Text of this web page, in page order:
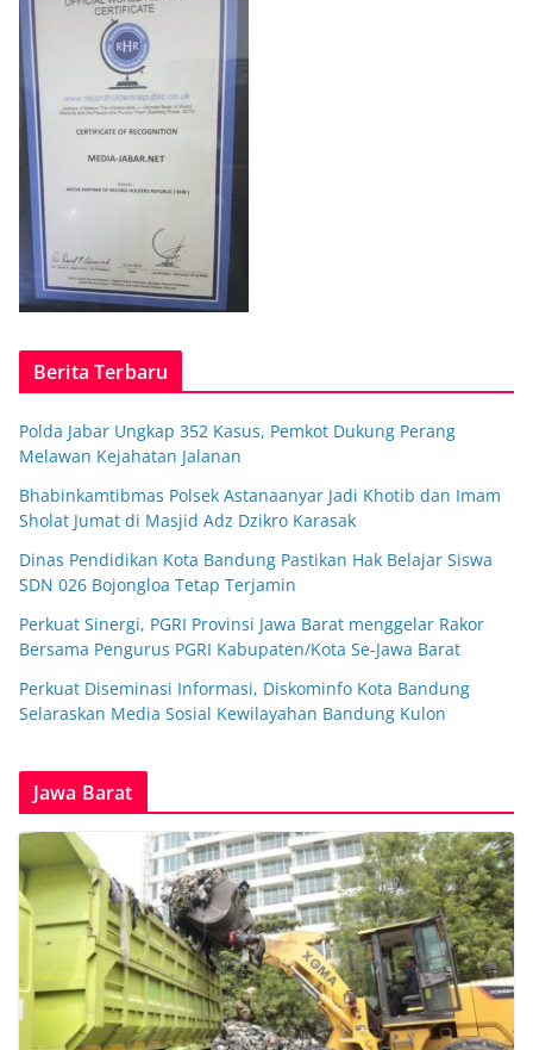
Berita Terbaru
Polda Jabar Ungkap 352 Kasus, Pemkot Dukung Perang
Melawan Kejahatan Jalanan
Bhabinkamtibmas Polsek Astanaanyar Jadi Khotib dan Imam
Sholat Jumat di Masjid Adz Dzikro Karasak
Dinas Pendidikan Kota Bandung Pastikan Hak Belajar Siswa
SDN 026 Bojongloa Tetap Terjamin
Perkuat Sinergi, PGRI Provinsi Jawa Barat menggelar Rakor
Bersama Pengurus PGRI Kabupaten/Kota Se-Jawa Barat
Perkuat Diseminasi Informasi, Diskominfo Kota Bandung
Selaraskan Media Sosial Kewilayahan Bandung Kulon
Jawa Barat